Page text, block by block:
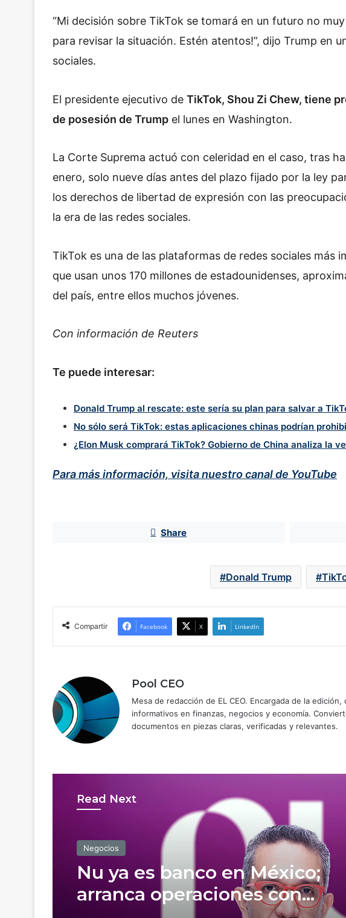
“Mi decisión sobre TikTok se tomará en un futuro no
para revisar la situación. Estén atentos!”, dijo Trump en
sociales.
El presidente ejecutivo de TikTok, Shou Zi Chew, tiene
de posesión de Trump el lunes en Washington.
La Corte Suprema actuó con celeridad en el caso, tras
enero, solo nueve días antes del plazo fijado por la ley
los derechos de libertad de expresión con las
la era de las redes sociales.
TikTok es una de las plataformas de redes sociales más
que usan unos 170 millones de estadounidenses,
del país, entre ellos muchos jóvenes.
Con información de Reuters
Te puede interesar:
Donald Trump al rescate: este sería su plan para salvar a
No sólo será TikTok: estas aplicaciones chinas podrían
¿Elon Musk comprará TikTok? Gobierno de China analiza la
Para más información, visita nuestro canal de YouTube
Share
Donald Trump
Compartir Facebook X LinkedIn
Pool CEO
Mesa de redacción de EL CEO. Encargada de la
informativos en finanzas, negocios y economía.
documentos en piezas claras, verificadas y relevantes.
Read Next
Negocios
Nu ya es banco en México;
arranca operaciones con